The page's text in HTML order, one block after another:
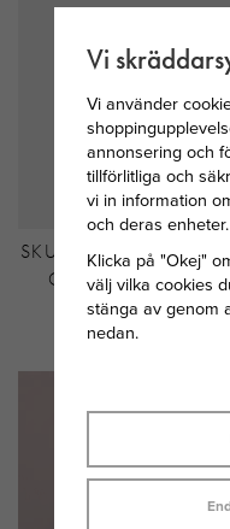
SKULTUNA
CLASSIC MÄSSING
1 100 KR
Vi
Vi använder
annonsering och
tillförlitliga och
vi in information
och deras enheter.
Klicka på "Okej"
välj vilka cookies
stänga av genom
nedan.